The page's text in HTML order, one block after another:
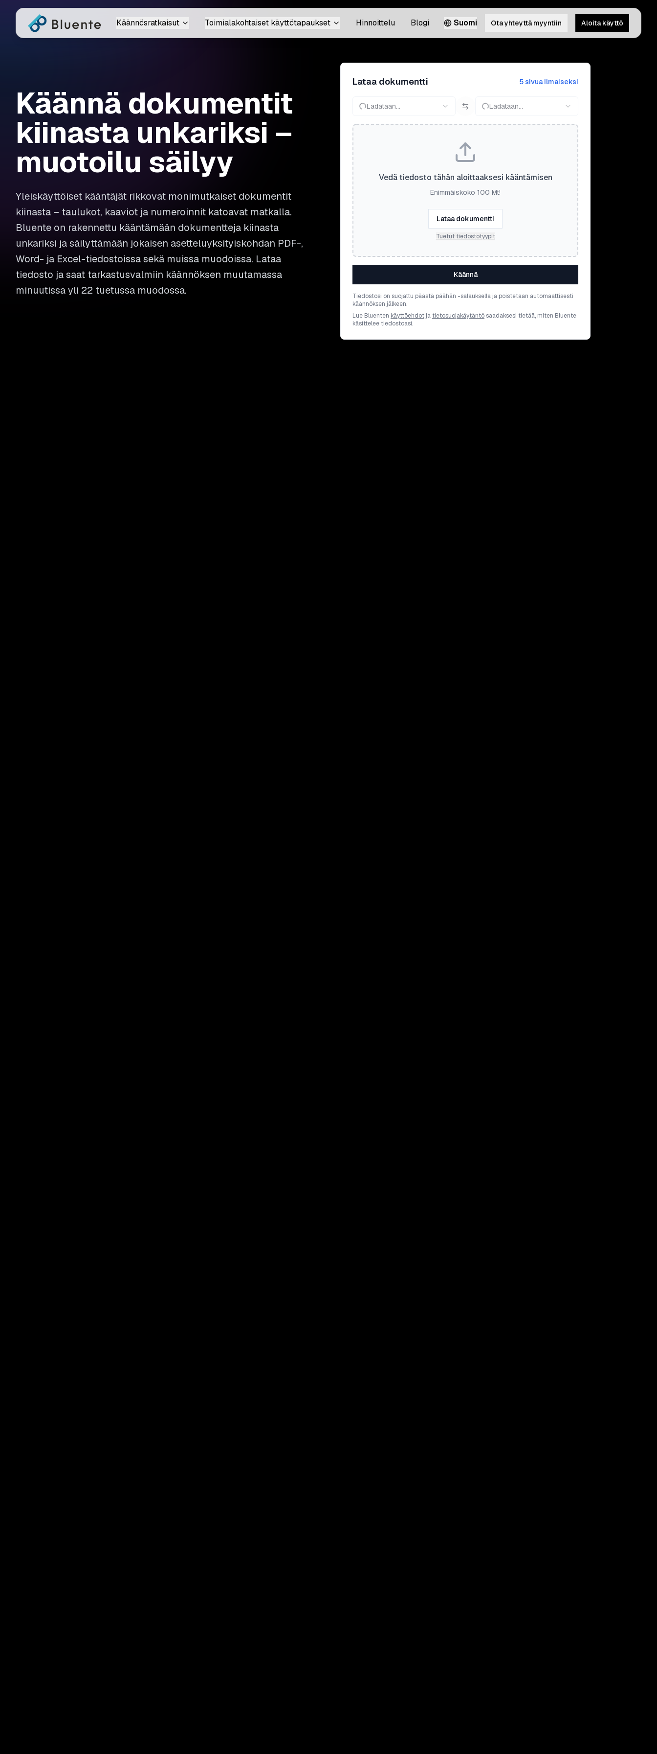
Käännösratkaisut Toimialakohtaiset käyttötapaukset Hinnoittelu Blogi Suomi Ota yhteyttä myyntiin Aloita käyttö
Käännä dokumentit
kiinasta unkariksi –
muotoilu säilyy
Yleiskäyttöiset kääntäjät rikkovat monimutkaiset dokumentit
kiinasta – taulukot, kaaviot ja numeroinnit katoavat matkalla.
Bluente on rakennettu kääntämään dokumentteja kiinasta
unkariksi ja säilyttämään jokaisen asetteluyksityiskohdan PDF-,
Word- ja Excel-tiedostoissa sekä muissa muodoissa. Lataa
tiedosto ja saat tarkastusvalmiin käännöksen muutamassa
minuutissa yli 22 tuetussa muodossa.
Lataa dokumentti 5 sivua ilmaiseksi
Ladataan... Ladataan...
Vedä tiedosto tähän aloittaaksesi kääntämisen
Enimmäiskoko 100 Mt!
Lataa dokumentti
Tuetut tiedostotyypit
Käännä
Tiedostosi on suojattu päästä päähän -salauksella ja poistetaan automaattisesti
käännöksen jälkeen.
Lue Bluenten käyttöehdot ja tietosuojakäytäntösaadaksesi tietää, miten Bluente
käsittelee tiedostoasi.